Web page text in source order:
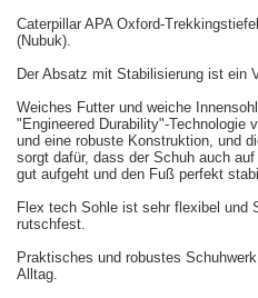
Caterpillar APA Oxford-
(Nubuk).
Der Absatz mit Stabilisierung ist ein
Weiches Futter und weiche
"Engineered Durability"-Technologie
und eine robuste Konstruktion, und
sorgt dafür, dass der Schuh auch
gut aufgeht und den Fuß perfekt
Flex tech Sohle ist sehr flexibel und
rutschfest.
Praktisches und robustes
Alltag.